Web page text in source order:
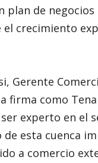
plan de
crecimiento
Gerente
como
experto en
esta cuenca
a comercio